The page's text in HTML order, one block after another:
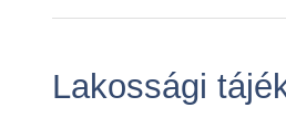
Lakossági